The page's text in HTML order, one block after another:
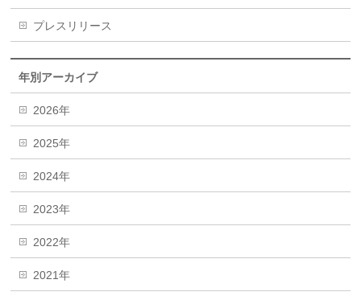
プレスリリース
年別アーカイブ
2026年
2025年
2024年
2023年
2022年
2021年